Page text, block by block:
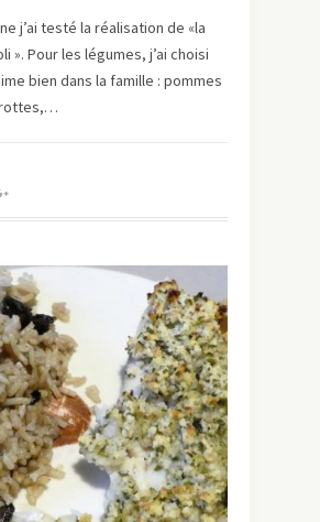
j’ai testé la réalisation de «la
». Pour les légumes, j’ai choisi
bien dans la famille : pommes